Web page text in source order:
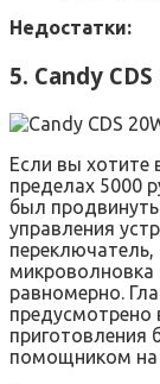
Недостатки:
5. Candy CDS
Если вы хотите
пределах 5000
был
управления
микроволновка
равномерно.
предусмотрено
помощником на